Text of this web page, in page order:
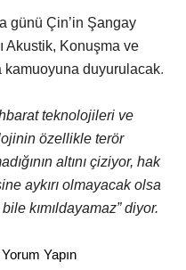
günü Çin’in Şangay
Akustik, Konuşma ve
kamuoyuna duyurulacak.
teknolojileri ve
özellikle terör
altını çiziyor, hak
aykırı olmayacak olsa
bile kımıldayamaz” diyor.
Yapın